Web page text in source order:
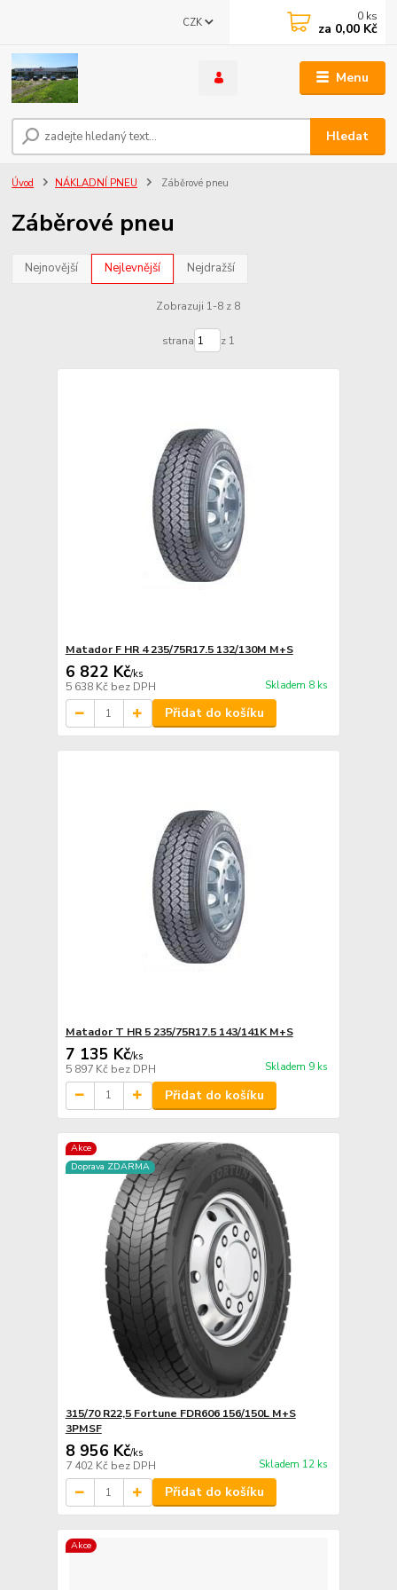
Menu
CZK
Hledat
0 ks
za 0,00 Kč
Úvod NÁKLADNÍ PNEU Záběrové pneu
Záběrové pneu
Nejnovější Nejlevnější Nejdražší
Zobrazuji 1-8 z 8
strana z 1
Matador F HR 4 235/75R17.5 132/130M M+S
6 822 Kč/ks
5 638 Kč bez DPH Skladem 8 ks
Přidat do košíku
Matador T HR 5 235/75R17.5 143/141K M+S
7 135 Kč/ks
5 897 Kč bez DPH Skladem 9 ks
Přidat do košíku
Akce
Doprava ZDARMA
315/70 R22,5 Fortune FDR606 156/150L M+S
3PMSF
8 956 Kč/ks
7 402 Kč bez DPH Skladem 12 ks
Přidat do košíku
Akce